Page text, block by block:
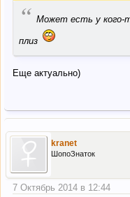
“ Может есть у кого-
плиз
Еще актуально)
kranet
ШопоЗнаток
7 Октябрь 2014 в 12:44